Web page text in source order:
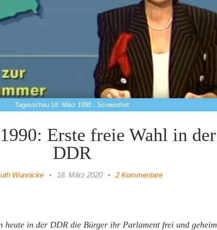
Tagesschau 18. März 1990 , Screenshot
Erste freie Wahl in der
DDR
Wunnicke • 18. März 2020 • 2 Kommentare
heute in der DDR die Bürger ihr Parlament frei und geheim